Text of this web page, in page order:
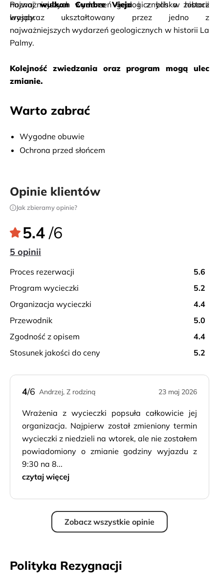
najważniejszych wydarzeń geologicznych w historii
wyspy.
Poznaj wulkan Cumbre Vieja i z bliska zobacz
krajobraz ukształtowany przez jedno z
najważniejszych wydarzeń geologicznych w historii La
Palmy.
Kolejność zwiedzania oraz program mogą ulec
zmianie.
Warto zabrać
Wygodne obuwie
Ochrona przed słońcem
Opinie klientów
Jak zbieramy opinie?
5.4 /6
5 opinii
proces rezerwacji
5.6
program wycieczki
5.2
organizacja wycieczki
4.4
przewodnik
5.0
zgodność z opisem
4.4
stosunek jakości do ceny
5.2
4/6 Andrzej, Z rodziną 23 maj 2026
Wrażenia z wycieczki popsuła całkowicie jej
organizacja. Najpierw został zmieniony termin
wycieczki z niedzieli na wtorek, ale nie zostałem
powiadomiony o zmianie godziny wyjazdu z
9:30 na 8...
czytaj więcej
Zobacz wszystkie opinie
Polityka Rezygnacji